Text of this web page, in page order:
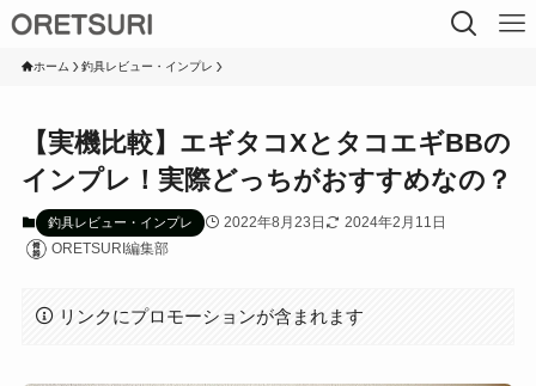
ホーム 釣具レビュー・インプレ
【実機比較】エギタコXとタコエギBBの
インプレ！実際どっちがおすすめなの？
釣具レビュー・インプレ 2022年8月23日
2024年2月11日
ORETSURI編集部
リンクにプロモーションが含まれます